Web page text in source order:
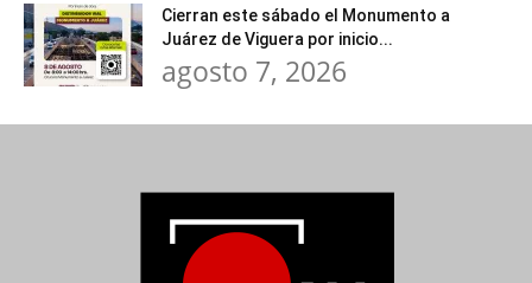
Cierran este sábado el Monumento a
Juárez de Viguera por inicio...
agosto 7, 2026